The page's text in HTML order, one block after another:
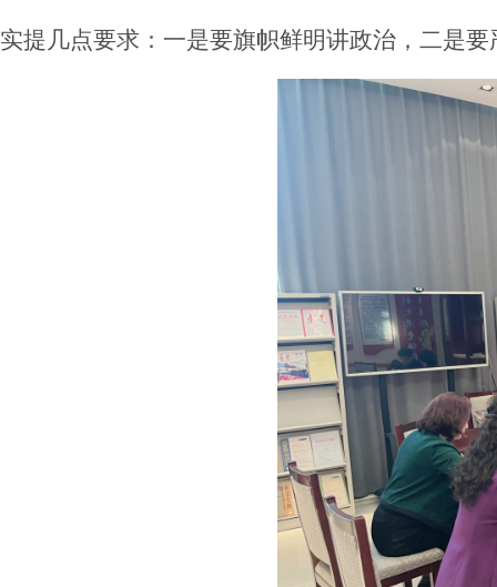
实提几点要求：一是要旗帜鲜明讲政治，二是